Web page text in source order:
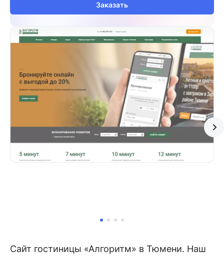
Сайт гостиницы «Алгоритм» в Тюмени. Наш
Заказать